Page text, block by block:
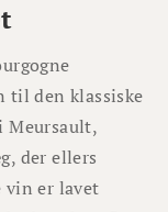
til den klassiske
Meursault,
der ellers
vin er lavet